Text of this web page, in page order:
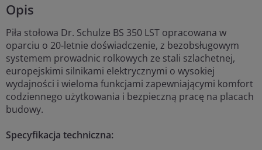
Opis
Piła stołowa Dr. Schulze BS 350 LST opracowana w
oparciu o 20-letnie doświadczenie, z bezobsługowym
systemem prowadnic rolkowych ze stali szlachetnej,
europejskimi silnikami elektrycznymi o wysokiej
wydajności i wieloma funkcjami zapewniającymi komfort
codziennego użytkowania i bezpieczną pracę na placach
budowy.
Specyfikacja techniczna: